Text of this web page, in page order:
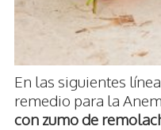
En las siguientes
remedio para la
con zumo de